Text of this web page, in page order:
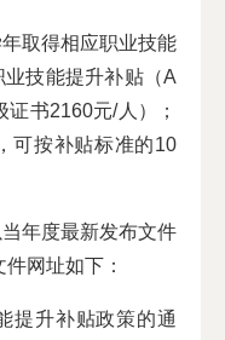
取得相应职业技能
技能提升补贴（A
书2160元/人）；
可按补贴标准的10
年度最新发布文件
网址如下：
提升补贴政策的通